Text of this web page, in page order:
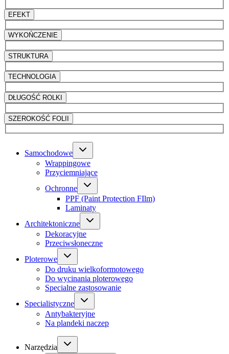
EFEKT
WYKOŃCZENIE
STRUKTURA
TECHNOLOGIA
DŁUGOŚĆ ROLKI
SZEROKOŚĆ FOLII
Samochodowe
Wrappingowe
Przyciemniające
Ochronne
PPF (Paint Protection FIlm)
Laminaty
Architektoniczne
Dekoracyjne
Przeciwsłoneczne
Ploterowe
Do druku wielkoformotowego
Do wycinania ploterowego
Specialne zastosowanie
Specialistyczne
Antybakteryjne
Na plandeki naczep
Narzędzia